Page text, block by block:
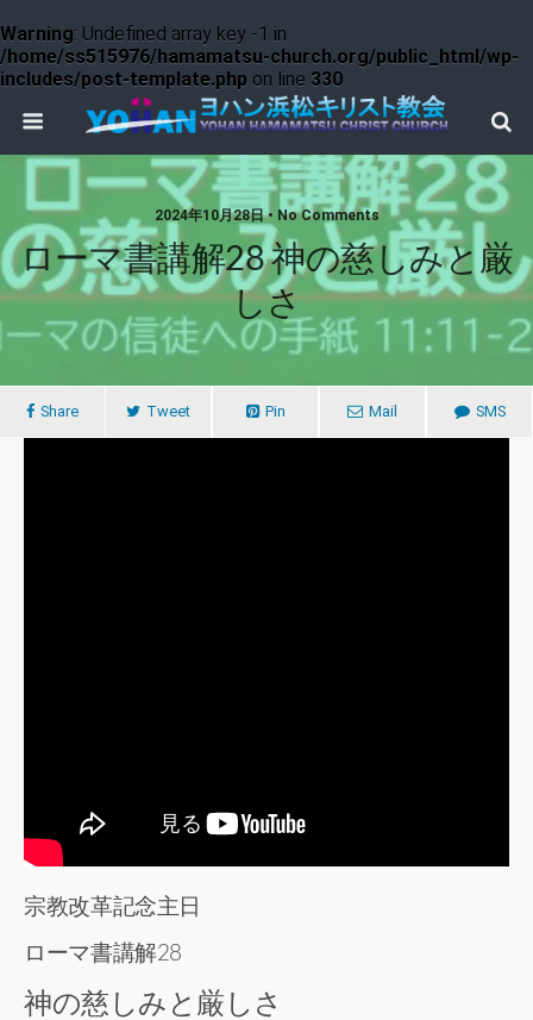
Warning: Undefined array key -1 in
/home/ss515976/hamamatsu-church.org/public_html/wp-
includes/post-template.php on line 330
2024年10月28日 • No Comments
ローマ書講解28 神の慈しみと厳
しさ
Share Tweet Pin Mail SMS
宗教改革記念主日
ローマ書講解28
神の慈しみと厳しさ